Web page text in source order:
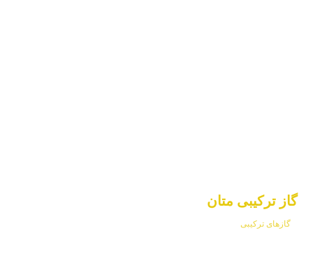
گاز ترکیبی متان
گازهای ترکیبی